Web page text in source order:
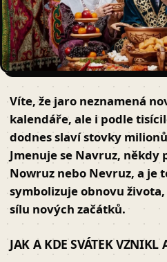
Víte, že jaro neznamená
kalendáře, ale i podle
dodnes slaví stovky
Jmenuje se Navruz, někdy
Nowruz nebo Nevruz, a je
symbolizuje obnovu
sílu nových začátků.
JAK A KDE SVÁTEK VZNIKL